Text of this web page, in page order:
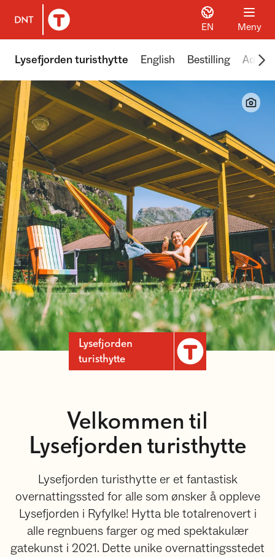
Til DNT.no forside
EN Meny
Lysefjorden turisthytte English Bestilling
Lysefjorden
turisthytte
Velkommen til
Lysefjorden turisthytte
Lysefjorden turisthytte er et fantastisk
overnattingssted for alle som ønsker å oppleve
Lysefjorden i Ryfylke! Hytta ble totalrenovert i
alle regnbuens farger og med spektakulær
gatekunst i 2021. Dette unike overnattingsstedet